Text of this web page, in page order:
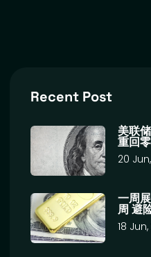
Recent Post
美联
重回
20
一周
周 避
18